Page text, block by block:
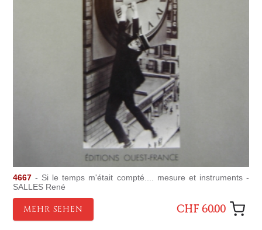
4667 - Si le temps m'était compté.... mesure et instruments -
SALLES René
MEHR SEHEN CHF 60.00